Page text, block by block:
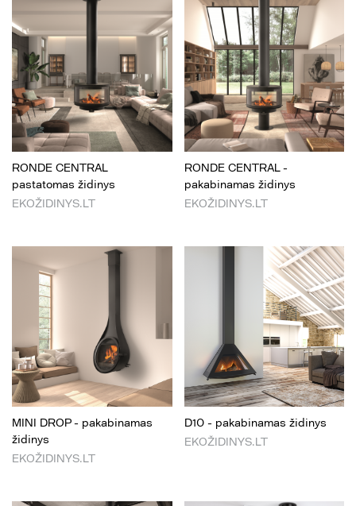
RONDE CENTRAL
pastatomas židinys
EKOŽIDINYS.LT
RONDE CENTRAL -
pakabinamas židinys
EKOŽIDINYS.LT
MINI DROP - pakabinamas
židinys
EKOŽIDINYS.LT
D10 - pakabinamas židinys
EKOŽIDINYS.LT